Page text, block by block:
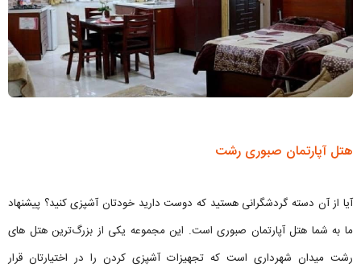
هتل آپارتمان صبوری رشت
آیا از آن دسته گردشگرانی هستید که دوست دارید خودتان آشپزی کنید؟ پیشنهاد
ما به شما هتل آپارتمان صبوری است. این مجموعه یکی از بزرگ‌ترین هتل های
رشت میدان شهرداری است که تجهیزات آشپزی کردن را در اختیارتان قرار